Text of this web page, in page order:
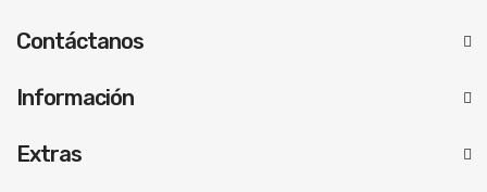
Contáctanos
Información
Extras